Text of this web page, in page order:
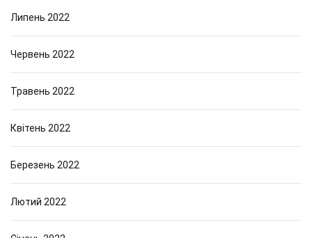
Липень 2022
Червень 2022
Травень 2022
Квітень 2022
Березень 2022
Лютий 2022